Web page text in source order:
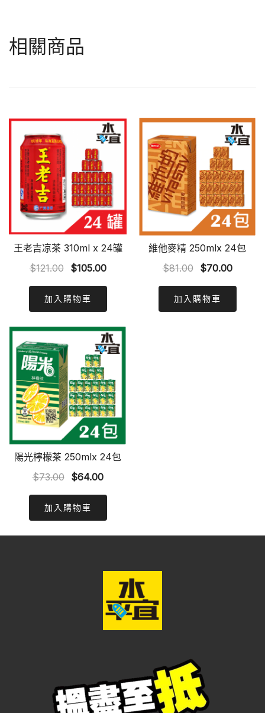
相關商品
王老吉凉茶 310ml x 24罐
$121.00
Original
was:
$121.00.
$105.00Current
$105.00.
加入購物車
維他麥精 250mlx 24包
$81.00
Original
was:
$81.00.
$70.00
加入購物車
陽光檸檬茶 250mlx 24包
$73.00
Original
was:
$73.00.
$64.00Current
$64.00.
加入購物車